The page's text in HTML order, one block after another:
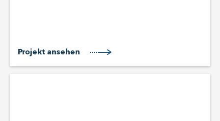
Projekt ansehen